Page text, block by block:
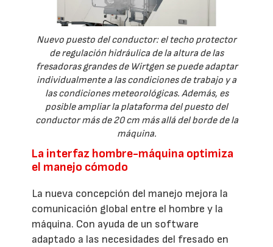
Nuevo puesto del conductor: el techo protector
de regulación hidráulica de la altura de las
fresadoras grandes de Wirtgen se puede adaptar
individualmente a las condiciones de trabajo y a
las condiciones meteorológicas. Además, es
posible ampliar la plataforma del puesto del
conductor más de 20 cm más allá del borde de la
máquina.
La interfaz hombre-máquina optimiza
el manejo cómodo
La nueva concepción del manejo mejora la
comunicación global entre el hombre y la
máquina. Con ayuda de un software
adaptado a las necesidades del fresado en